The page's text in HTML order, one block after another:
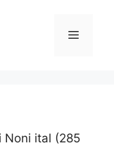
Menü
Noni ital (285